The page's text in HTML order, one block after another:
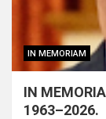
IN MEMORIAM
IN
1963–2026.